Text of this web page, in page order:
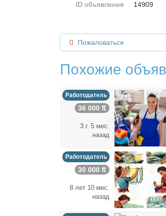
ID объявления 14909
Пожаловаться
Похожие
Работодатель
36 000 ₶
3 г. 5 мес.
назад
Работодатель
30 000 ₶
8 лет 10 мес.
назад